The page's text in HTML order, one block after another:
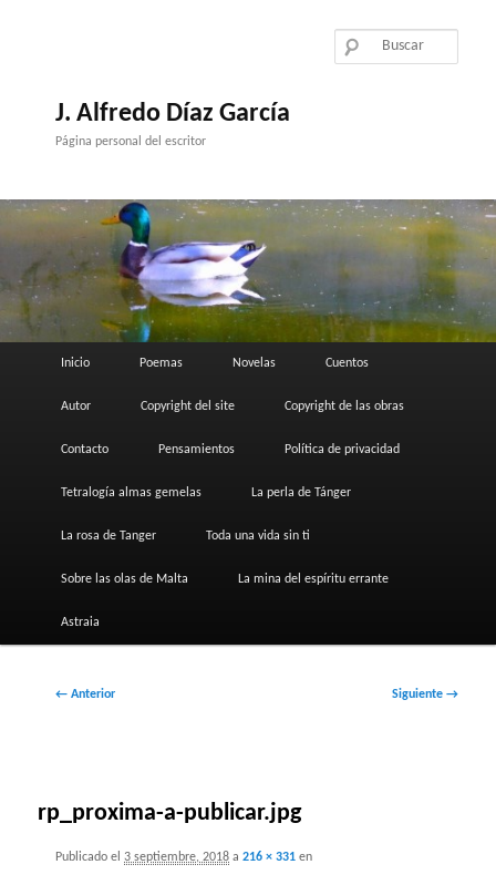
J. Alfredo Díaz García
Página personal del escritor
Inicio Poemas Novelas Cuentos
Autor Copyright del site Copyright de las obras
Contacto Pensamientos Política de privacidad
Tetralogía almas gemelas La perla de Tánger
La rosa de Tanger Toda una vida sin ti
Sobre las olas de Malta La mina del espíritu errante
Astraia
Navegador
← Anterior Siguiente →
rp_proxima-a-publicar.jpg
Publicado el 3 septiembre, 2018 a216 × 331 en